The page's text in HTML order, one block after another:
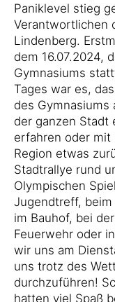
Paniklevel stieg
Verantwortlichen
Lindenberg.
dem 16.07.2024,
Gymnasiums
Tages war es,
des Gymnasiums
der ganzen Stadt
erfahren oder mit
Region etwas
Stadtrallye rund
Olympischen
Jugendtreff, beim
im Bauhof, bei
Feuerwehr oder
wir uns am
uns trotz des
durchzuführen!
hatten viel Spaß